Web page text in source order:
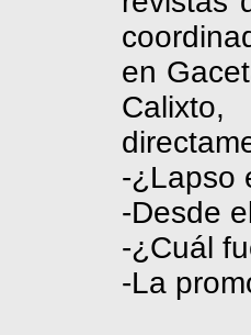
en
-¿Lapso
-Desde
-¿Cuál
-La